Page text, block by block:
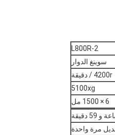
L800R-2
سوينغ الدوار
4200r / دقيقة
5100xg
6 × 1500 مل